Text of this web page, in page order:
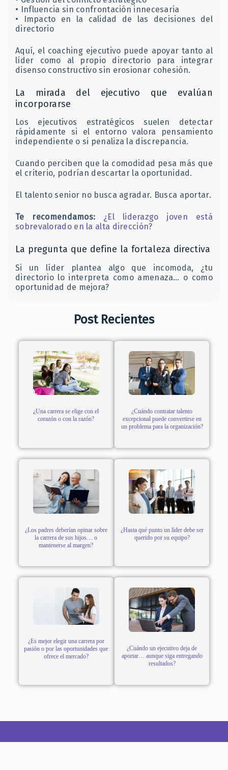
• Influencia sin confrontación innecesaria
• Impacto en la calidad de las decisiones del
directorio
Aquí, el coaching ejecutivo puede apoyar tanto al
líder como al propio directorio para integrar
disenso constructivo sin erosionar cohesión.
La mirada del ejecutivo que evalúan
incorporarse
Los ejecutivos estratégicos suelen detectar
rápidamente si el entorno valora pensamiento
independiente o si penaliza la discrepancia.
Cuando perciben que la comodidad pesa más que
el criterio, podrían descartar la oportunidad.
El talento senior no busca agradar. Busca aportar.
Te recomendamos:
¿El liderazgo joven está
sobrevalorado en la alta dirección?
La pregunta que define la fortaleza directiva
Si un líder plantea algo que incomoda, ¿tu
directorio lo interpreta como amenaza… o como
oportunidad de mejora?
Post Recientes
¿Una carrera se elige con el
corazón o con la razón?
¿Cuándo contratar talento
excepcional puede convertirse en
un problema para la organización?
¿Los padres deberían opinar sobre
la carrera de sus hijos… o
mantenerse al margen?
¿Hasta qué punto un líder debe ser
querido por su equipo?
¿Es mejor elegir una carrera por
pasión o por las oportunidades que
ofrece el mercado?
¿Cuándo un ejecutivo deja de
aportar… aunque siga entregando
resultados?